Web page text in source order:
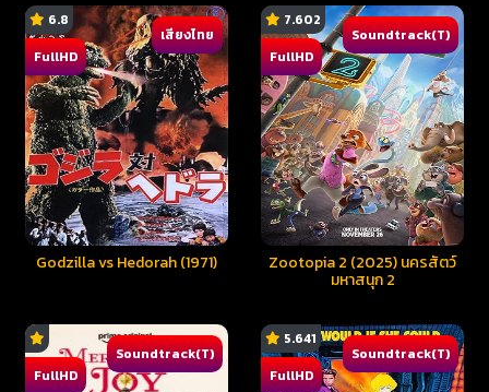
6.8
FullHD
เสียงไทย
Godzilla vs Hedorah (1971)
7.602
FullHD
Soundtrack(T)
Zootopia 2 (2025) นครสัตว์
มหาสนุก 2
FullHD
Soundtrack(T)
5.641
FullHD
Soundtrack(T)